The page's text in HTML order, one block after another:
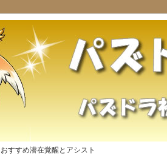
すすめ潜在覚醒とアシスト